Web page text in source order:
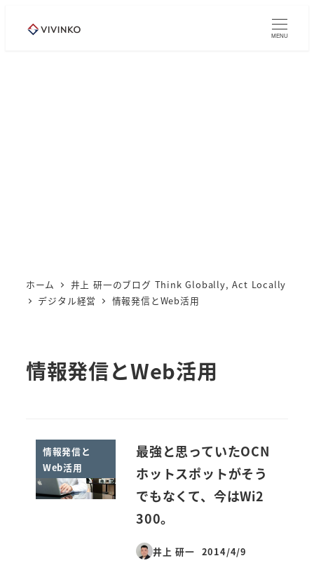
MENU
ホーム
井上 研一のブログ Think Globally, Act Locally
デジタル経営
情報発信とWeb活用
情報発信とWeb活用
情報発信と
Web活用
最強と思っていたOCN
ホットスポットがそう
でもなくて、今はWi2
300。
井上 研一
投稿日
2014/4/9